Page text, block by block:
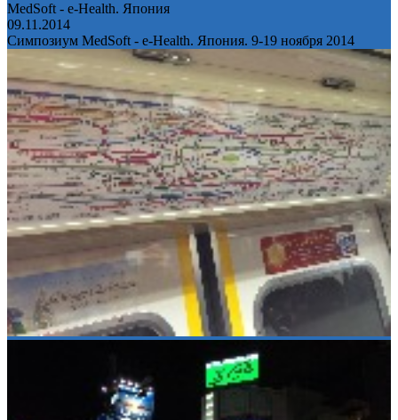
MedSoft - e-Health. Япония
09.11.2014
Симпозиум MedSoft - e-Health. Япония. 9-19 ноября 2014